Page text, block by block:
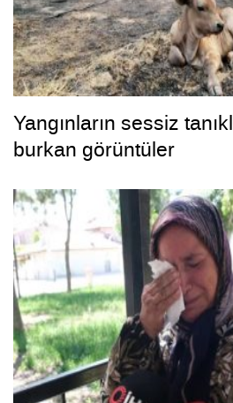
Yangınların sessiz
burkan görüntüler